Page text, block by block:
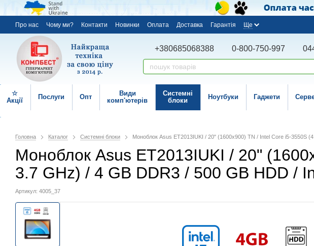
Про нас Чому ми? Контакти Новинки Оплата Доставка Гарантія Ще
+380685068388 0-800-750-997
☆
Акції
Послуги Опт
Види
комп'ютерів
Системні
блоки
Ноутбуки Гаджети
Головна Каталог Системні блоки Моноблок Asus ET2013IUKI / 20" (1600x900) TN / Intel Core i5-3550S
Моноблок Asus ET2013IUKI / 20"
3.7 GHz) / 4 GB DDR3 / 500 GB HDD /
Артикул: 4005_37